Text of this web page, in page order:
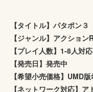
【タイトル】パタポン３
【ジャンル】アクション
【プレイ人数】1-8人対応
【発売日】発売中
【希望小売価格】UMD
【ネットワーク対応】